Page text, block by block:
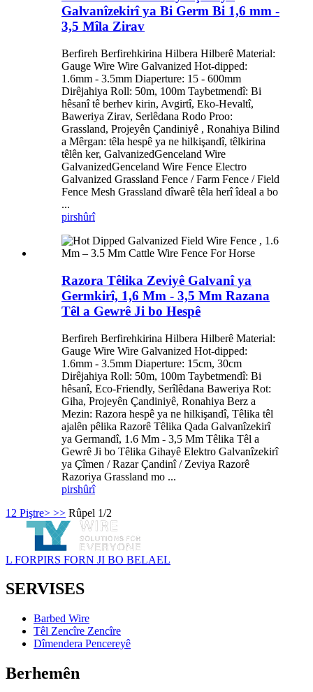
Galvanîzekirî ya Bi Germ Bi 1,6 mm -
3,5 Mîla Zirav
Berfireh Berfirehkirina Hilbera Hilberê Material:
Gauge Wire Wire Galvanized Hot-dipped:
1.6mm - 3.5mm Diaperture: 15 - 600mm
Dirêjahiya Roll: 50m, 100m Taybetmendî: Bi
hêsanî tê berhev kirin, Avgirtî, Eko-Hevaltî,
Baweriya Zirav, Serlêdana Rodo Proo: ​​
Grassland, Projeyên Çandiniyê , Ronahiya Bilind
a Mêrgan: têla hespê ya ne hilkişandî, têlkirina
têlên ker, GalvanizedGenceland Wire
GalvanizedGenceland Wire Fence Electro
Galvanized Grassland Fence / Farm Fence / Field
Fence Mesh Grassland dîwarê têla herî îdeal a bo
...
pirshûrî
Razora Têlika Zeviyê Galvanî ya
Germkirî, 1,6 Mm - 3,5 Mm Razana
Têl a Gewrê Ji bo Hespê
Berfireh Berfirehkirina Hilbera Hilberê Material:
Gauge Wire Wire Galvanized Hot-dipped:
1.6mm - 3.5mm Diaperture: 15cm, 30cm
Dirêjahiya Roll: 50m, 100m Taybetmendî: Bi
hêsanî, Eco-Friendly, Serîlêdana Baweriya Rot:
Giha, Projeyên Çandiniyê, Ronahiya Berz a
Mezin: Razora hespê ya ne hilkişandî, Têlika têl
ajalên pêlika Razorê Têlika Qada Galvanîzekirî
ya Germandî, 1.6 Mm - 3,5 Mm Têlika Têl a
Gewrê Ji bo Têlika Gihayê Elektro Galvanîzekirî
ya Çîmen / Razar Çandinî / Zeviya Razorê
Razoriya Grassland mo ...
pirshûrî
1 2 Piştre> >> Rûpel 1/2
L FORPIRS FORN JI BO BELAEL
SERVISES
Barbed Wire
Têl Zencîre Zencîre
Dîmendera Pencereyê
Berhemên